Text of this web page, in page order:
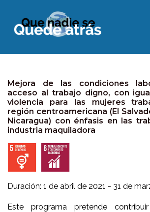
Mejora de las condiciones
acceso al trabajo digno, con
violencia para las mujeres
región centroamericana (El
Nicaragua) con énfasis en las
industria maquiladora
Duración: 1 de abril de 2021 - 31 de
Este programa pretende